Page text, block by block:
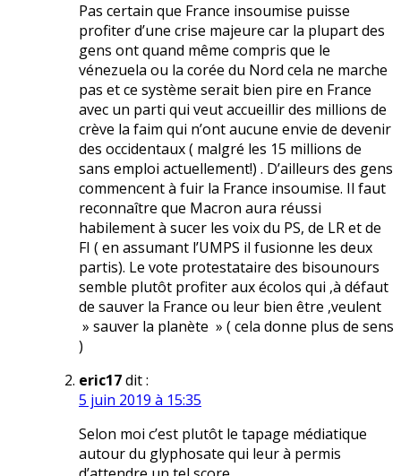
Pas certain que France insoumise puisse
profiter d’une crise majeure car la plupart des
gens ont quand même compris que le
vénezuela ou la corée du Nord cela ne marche
pas et ce système serait bien pire en France
avec un parti qui veut accueillir des millions de
crève la faim qui n’ont aucune envie de devenir
des occidentaux ( malgré les 15 millions de
sans emploi actuellement!) . D’ailleurs des gens
commencent à fuir la France insoumise. Il faut
reconnaître que Macron aura réussi
habilement à sucer les voix du PS, de LR et de
FI ( en assumant l’UMPS il fusionne les deux
partis). Le vote protestataire des bisounours
semble plutôt profiter aux écolos qui ,à défaut
de sauver la France ou leur bien être ,veulent
» sauver la planète » ( cela donne plus de sens
)
eric17dit :
5 juin 2019 à 15:35
Selon moi c’est plutôt le tapage médiatique
autour du glyphosate qui leur à permis